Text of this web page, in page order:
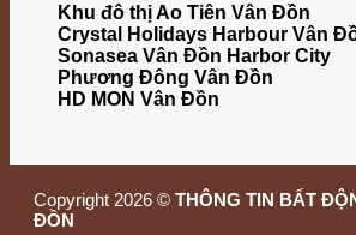
Khu đô thị Ao Tiên Vân Đồn
Crystal Holidays Harbour Vân
Sonasea Vân Đồn Harbor City
Phương Đông Vân Đồn
HD MON Vân Đồn
Copyright 2026 © THÔNG TIN BẤT
ĐỒN